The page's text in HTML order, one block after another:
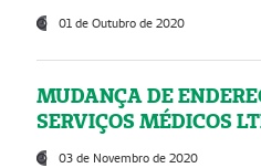
01 de Outubro de 2020
MUDANÇA DE
SERVIÇOS MÉDICOS
03 de Novembro de 2020